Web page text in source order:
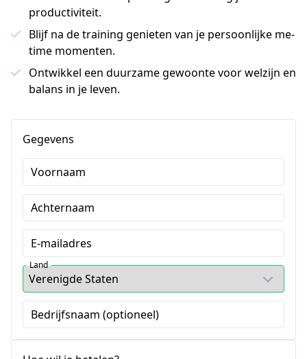
productiviteit.
Blijf na de training genieten van je persoonlijke me-
time momenten.
Ontwikkel een duurzame gewoonte voor welzijn en
balans in je leven.
Gegevens
Voornaam
Achternaam
E-mailadres
Land
Bedrijfsnaam (optioneel)